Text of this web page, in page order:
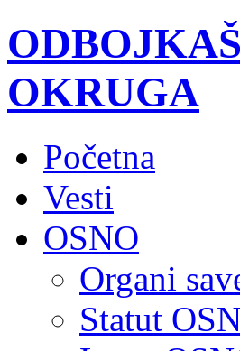
OKRUGA
Početna
Vesti
OSNO
Organi
Statut